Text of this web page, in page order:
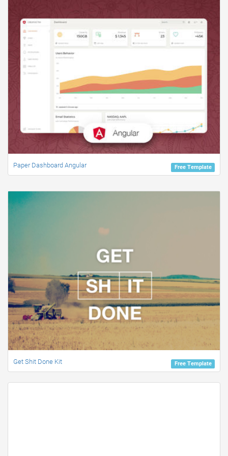
Free Template
Paper Dashboard Angular
Free Template
Get Shit Done Kit